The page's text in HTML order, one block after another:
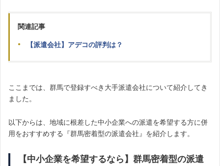
関連記事
【派遣会社】アデコの評判は？
ここまでは、群馬で登録すべき大手派遣会社について紹介してき
ました。
以下からは、地域に根差した中小企業への派遣を希望する方に併
用をおすすめする『群馬密着型の派遣会社』を紹介します。
【中小企業を希望するなら】群馬密着型の派遣